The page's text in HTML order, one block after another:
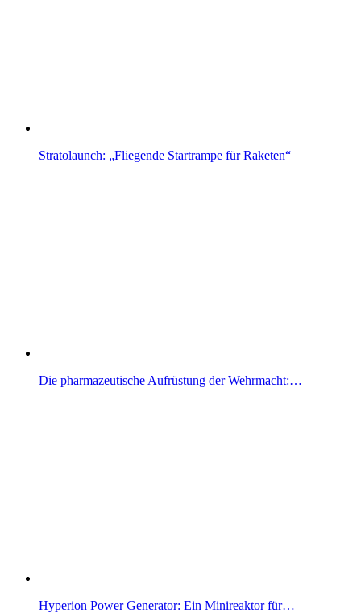
Stratolaunch: „Fliegende Startrampe für Raketen“
Die pharmazeutische Aufrüstung der Wehrmacht:…
Hyperion Power Generator: Ein Minireaktor für…